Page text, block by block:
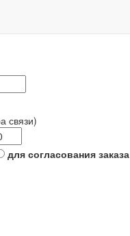
связи)
для согласования заказа